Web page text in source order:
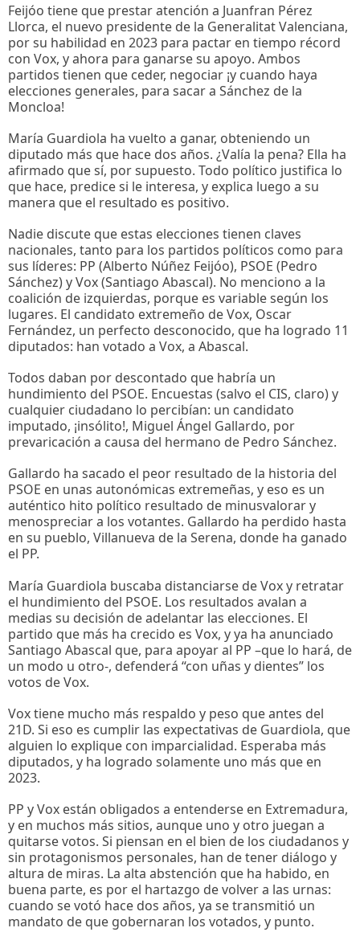
Feijóo tiene que prestar atención a Juanfran Pérez
Llorca, el nuevo presidente de la Generalitat Valenciana,
por su habilidad en 2023 para pactar en tiempo récord
con Vox, y ahora para ganarse su apoyo. Ambos
partidos tienen que ceder, negociar ¡y cuando haya
elecciones generales, para sacar a Sánchez de la
Moncloa!
María Guardiola ha vuelto a ganar, obteniendo un
diputado más que hace dos años. ¿Valía la pena? Ella ha
afirmado que sí, por supuesto. Todo político justifica lo
que hace, predice si le interesa, y explica luego a su
manera que el resultado es positivo.
Nadie discute que estas elecciones tienen claves
nacionales, tanto para los partidos políticos como para
sus líderes: PP (Alberto Núñez Feijóo), PSOE (Pedro
Sánchez) y Vox (Santiago Abascal). No menciono a la
coalición de izquierdas, porque es variable según los
lugares. El candidato extremeño de Vox, Oscar
Fernández, un perfecto desconocido, que ha logrado 11
diputados: han votado a Vox, a Abascal.
Todos daban por descontado que habría un
hundimiento del PSOE. Encuestas (salvo el CIS, claro) y
cualquier ciudadano lo percibían: un candidato
imputado, ¡insólito!, Miguel Ángel Gallardo, por
prevaricación a causa del hermano de Pedro Sánchez.
Gallardo ha sacado el peor resultado de la historia del
PSOE en unas autonómicas extremeñas, y eso es un
auténtico hito político resultado de minusvalorar y
menospreciar a los votantes. Gallardo ha perdido hasta
en su pueblo, Villanueva de la Serena, donde ha ganado
el PP.
María Guardiola buscaba distanciarse de Vox y retratar
el hundimiento del PSOE. Los resultados avalan a
medias su decisión de adelantar las elecciones. El
partido que más ha crecido es Vox, y ya ha anunciado
Santiago Abascal que, para apoyar al PP –que lo hará, de
un modo u otro-, defenderá “con uñas y dientes” los
votos de Vox.
Vox tiene mucho más respaldo y peso que antes del
21D. Si eso es cumplir las expectativas de Guardiola, que
alguien lo explique con imparcialidad. Esperaba más
diputados, y ha logrado solamente uno más que en
2023.
PP y Vox están obligados a entenderse en Extremadura,
y en muchos más sitios, aunque uno y otro juegan a
quitarse votos. Si piensan en el bien de los ciudadanos y
sin protagonismos personales, han de tener diálogo y
altura de miras. La alta abstención que ha habido, en
buena parte, es por el hartazgo de volver a las urnas:
cuando se votó hace dos años, ya se transmitió un
mandato de que gobernaran los votados, y punto.